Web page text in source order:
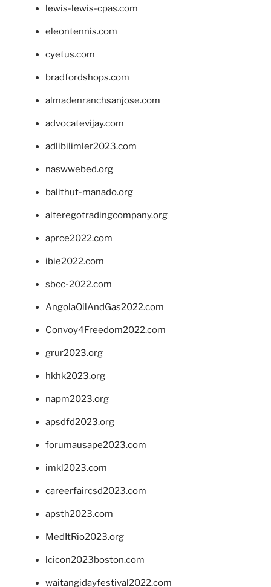
lewis-lewis-cpas.com
eleontennis.com
cyetus.com
bradfordshops.com
almadenranchsanjose.com
advocatevijay.com
adlibilimler2023.com
naswwebed.org
balithut-manado.org
alteregotradingcompany.org
aprce2022.com
ibie2022.com
sbcc-2022.com
AngolaOilAndGas2022.com
Convoy4Freedom2022.com
grur2023.org
hkhk2023.org
napm2023.org
apsdfd2023.org
forumausape2023.com
imkl2023.com
careerfaircsd2023.com
apsth2023.com
MedItRio2023.org
lcicon2023boston.com
waitangidayfestival2022.com